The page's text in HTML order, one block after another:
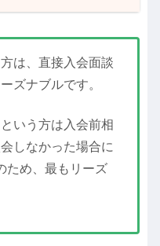
は、直接入会面談
ズナブルです。
いう方は入会前相
しなかった場合に
ため、最もリーズ